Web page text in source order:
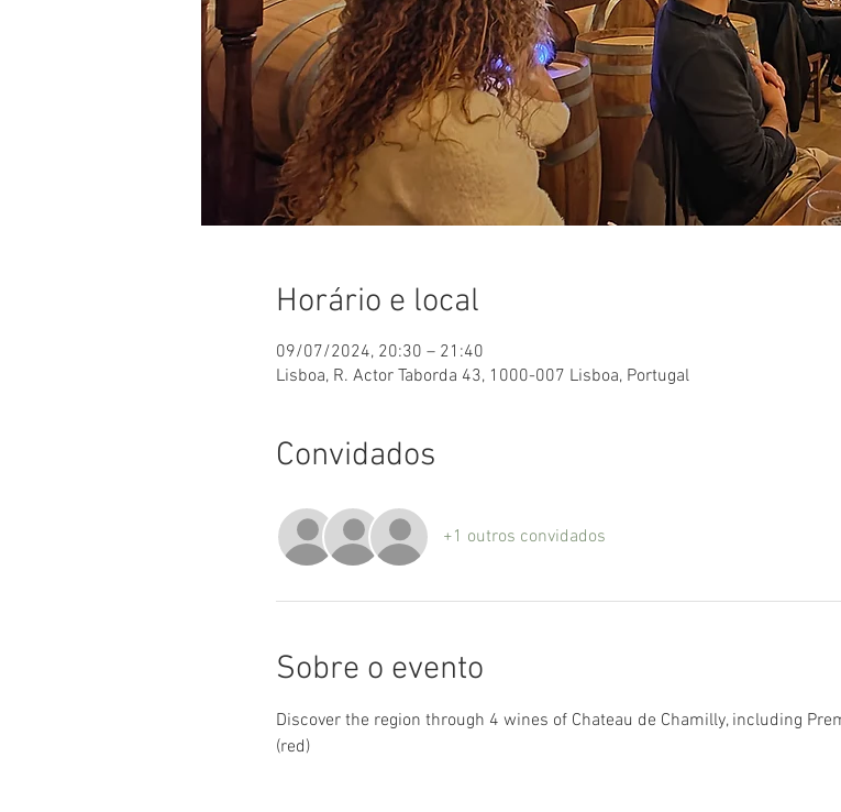
Horário e local
09/07/2024, 20:30 – 21:40
Lisboa, R. Actor Taborda 43, 1000-007 Lisboa, Portugal
Convidados
+1 outros convidados
Sobre o evento
Discover the region through 4 wines of Chateau de Chamilly, including
(red)